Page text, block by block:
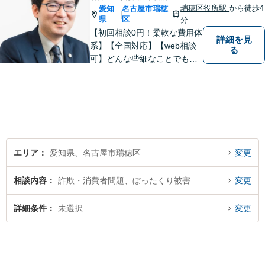
愛知
県
|
名古屋市瑞穂
区
瑞穂区役所駅から徒歩4
分
【初回相談0円！柔軟な費用体
系】【全国対応】【web相談
可】どんな些細なことでもお
詳細を見
る
エリア 愛知県、名古屋市瑞穂区 変更
相談内容 詐欺・消費者問題、ぼったくり被害 変更
詳細条件 未選択 変更